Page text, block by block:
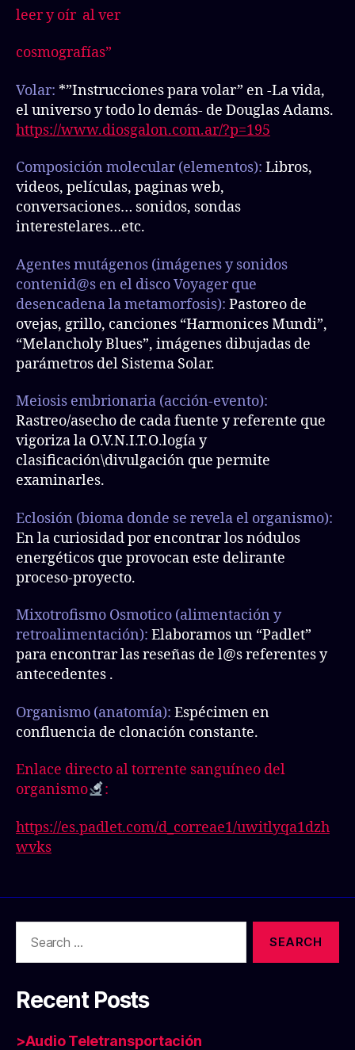
leer y oír al ver
cosmografías”
Volar: *”Instrucciones para volar” en -La vida,
el universo y todo lo demás- de Douglas Adams.
https://www.diosgalon.com.ar/?p=195
Composición molecular (elementos): Libros,
videos, películas, paginas web,
conversaciones… sonidos, sondas
interestelares…etc.
Agentes mutágenos (imágenes y sonidos
contenid@s en el discoVoyager que
desencadena la metamorfosis): Pastoreo de
ovejas, grillo, canciones “Harmonices Mundi”,
“Melancholy Blues”, imágenes dibujadas de
parámetros del Sistema Solar.
Meiosis embrionaria (acción-evento):
Rastreo/asecho de cada fuente y referente que
vigoriza la O.V.N.I.T.O.logía y
clasificación\divulgación que permite
examinarles.
Eclosión (bioma donde se revela el organismo):
En la curiosidad por encontrar los nódulos
energéticos que provocan este delirante
proceso-proyecto.
Mixotrofismo Osmotico (alimentación y
retroalimentación): Elaboramos un “Padlet”
para encontrar las reseñas de l@s referentes y
antecedentes .
Organismo (anatomía): Espécimen en
confluencia de clonación constante.
Enlace directo al torrente sanguíneo del
organismo
:
https://es.padlet.com/d_correae1/uwitlyqa1dzh
wvks
Recent Posts
>Audio Teletransportación